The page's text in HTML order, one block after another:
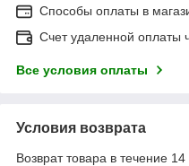
Способы оплаты в
Счет удаленной оплаты
Все условия оплаты
Условия возврата
Возврат товара в течение